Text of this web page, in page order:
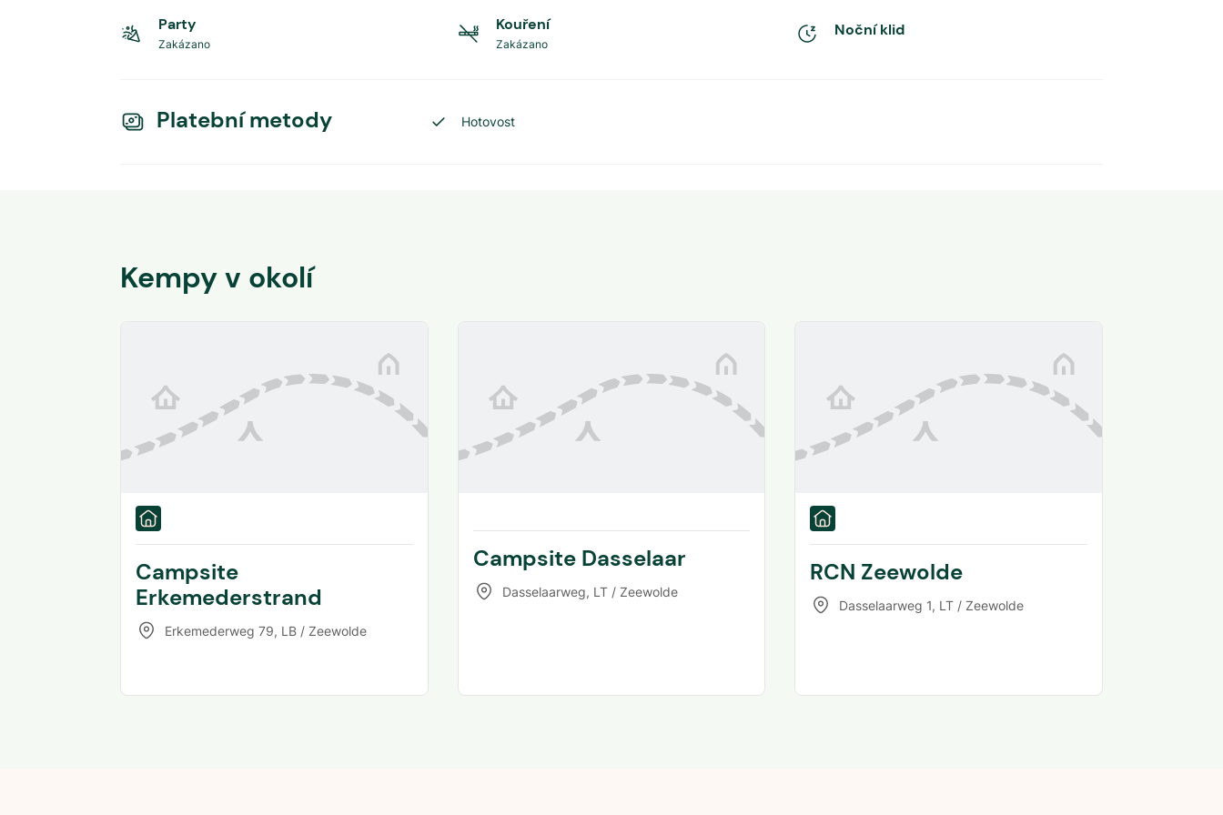
Party
Zakázano
Kouření
Zakázano
Noční klid
Platební metody Hotovost
Kempy v okolí
Campsite
Erkemederstrand
Erkemederweg 79, LB / Zeewolde
Campsite Dasselaar
Dasselaarweg, LT / Zeewolde
RCN Zeewolde
Dasselaarweg 1, LT / Zeewolde